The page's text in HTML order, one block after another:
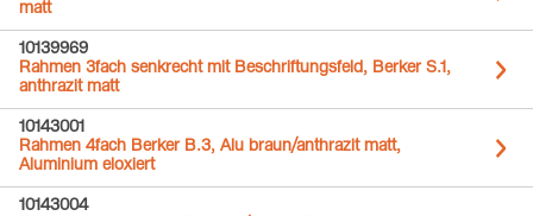
matt
10139969
Rahmen 3fach senkrecht mit Beschriftungsfeld, Berker S.1,
anthrazit matt
10143001
Rahmen 4fach Berker B.3, Alu braun/anthrazit matt,
Aluminium eloxiert
10143004